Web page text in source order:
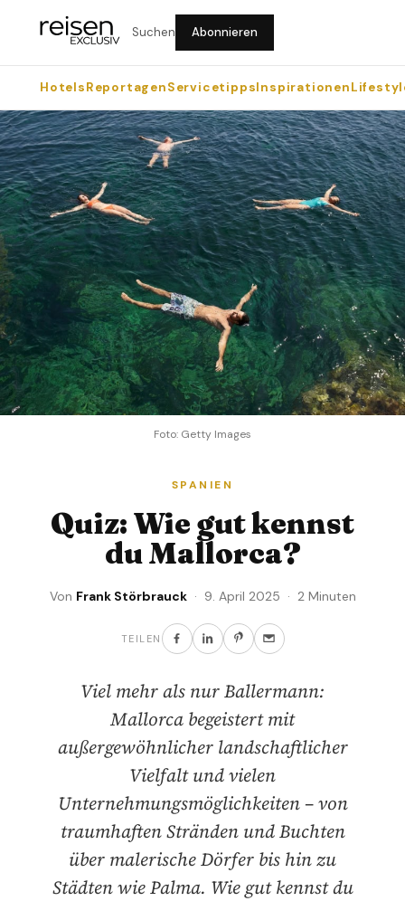
Suchen Abonnieren
HotelsReportagenServicetippsInspirationen
Foto: Getty Images
SPANIEN
Quiz: Wie gut kennst
du Mallorca?
Von Frank Störbrauck· 9. April 2025 · 2 Minuten
TEILEN
Viel mehr als nur Ballermann:
Mallorca begeistert mit
außergewöhnlicher landschaftlicher
Vielfalt und vielen
Unternehmungsmöglichkeiten – von
traumhaften Stränden und Buchten
über malerische Dörfer bis hin zu
Städten wie Palma. Wie gut kennst du